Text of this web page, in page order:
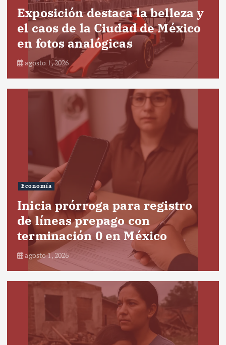
Exposición destaca la belleza y
el caos de la Ciudad de México
en fotos analógicas
agosto 1, 2026
Economía
Inicia prórroga para registro
de líneas prepago con
terminación 0 en México
agosto 1, 2026